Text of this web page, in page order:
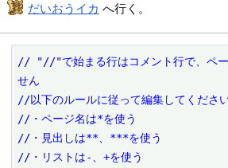
だいおうイカ へ行く。
// "//"で始まる行はコメント行で、ペー
せん
//以下のルールに従って編集してくださ
//・ページ名は*を使う
//・見出しは**、***を使う
//・リストは-、+を使う